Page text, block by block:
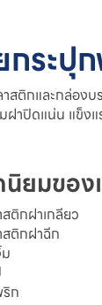
กระปุ
สติกและกล่อง
าปิดแน่น แข็งแ
ยมของ
ติกฝาเกลียว
ติกฝาฉีก
ก